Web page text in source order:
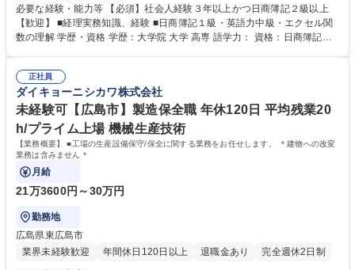
【具体的な業務内容】 ・振替伝票作成 ・債権債務管理 ・固定資産管理 ・
棚卸資産管理/その他本社経理業務全般 募集職種 【東広島】経理担当◎年
間休日120日以上/転勤無/プライム市場上場
必要な経験・能力等 【必須】社会人経験３年以上かつ日商簿記２級以上
【歓迎】 ■経理実務知識、経験 ■日商簿記１級・英語力中級・エクセル関
数の理解 学歴・資格 学歴：大学院 大学 高専 語学力： 資格：日商簿記検
正社員
ダイキョーニシカワ株式会社
未経験可【広島市】製造保全職 年休120日 平均残業20
h/プライム上場 機械生産技術
【業務概要】 ■工場の生産設備保守/保全に関する業務をお任せします。 ＊建物への改変
業務は含みません＊
月給
21万3600円～30万円
勤務地
広島県東広島市
業界未経験歓迎
年間休日120日以上 退職金あり 完全週休2日制